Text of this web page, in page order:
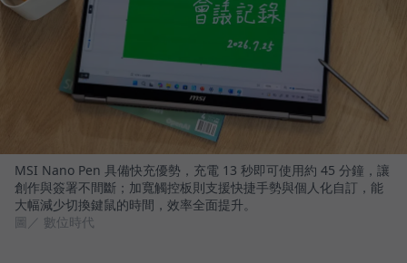
MSI Nano Pen 具備快充優勢，充電 13 秒即可使用約 45 分鐘，讓
創作與簽署不間斷；加寬觸控板則支援快捷手勢與個人化自訂，能
大幅減少切換鍵鼠的時間，效率全面提升。
圖／ 數位時代